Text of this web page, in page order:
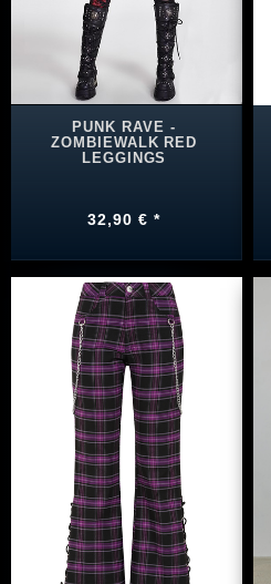
PUNK RAVE -
ZOMBIEWALK RED
LEGGINGS
32,90 € *